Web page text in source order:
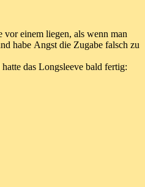
vor einem liegen, als wenn man
habe Angst die Zugabe falsch zu
das Longsleeve bald fertig: